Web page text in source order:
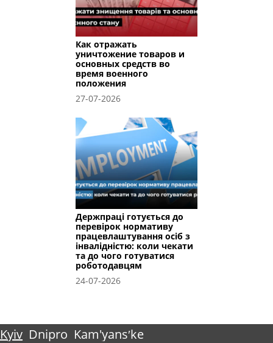
Как отражать
уничтожение товаров и
основных средств во
время военного
положения
27-07-2026
Держпраці готується до
перевірок нормативу
працевлаштування осіб з
інвалідністю: коли чекати
та до чого готуватися
роботодавцям
24-07-2026
Kyiv Dnipro Kam'yansʹke